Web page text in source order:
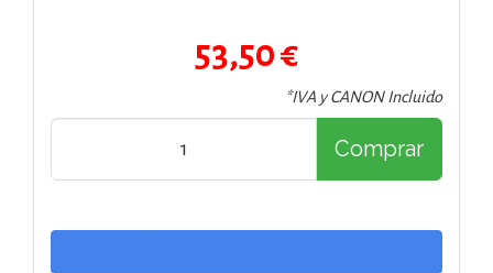
53,50 €
*IVA y CANON Incluido
Comprar